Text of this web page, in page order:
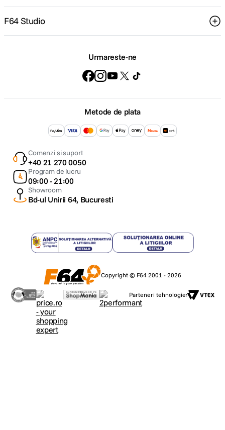
F64 Studio
Urmareste-ne
Metode de plata
Comenzi si suport
+40 21 270 0050
Program de lucru
09:00 - 21:00
Showroom
Bd-ul Unirii 64, Bucuresti
Copyright © F64 2001 - 2026
Parteneri tehnologie: